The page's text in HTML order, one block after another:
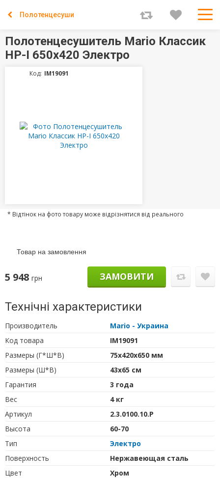
Полотенцесушители
Полотенцесушитель Mario Классик
НР-І 650х420 Электро
Код: IM19091
* Відтінок на фото товару може відрізнятися від реального
Товар на замовлення
5 948 грн ЗАМОВИТИ
Технічні характеристики
Производитель
Mario - Украина
Код товара
IM19091
Размеры (Г*Ш*В)
75х420х650 мм
Размеры (Ш*В)
43х65 см
Гарантия
3 года
Вес
4 кг
Артикул
2.3.0100.10.P
Высота
60-70
Тип
Электро
Поверхность
Нержавеющая сталь
Цвет
Хром